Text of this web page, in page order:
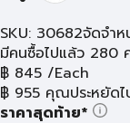
SKU: 30682จัดจำห
มีคนซื้อไปแล้ว 280
฿ 845 /Each
฿ 955 คุณประหยัดไ
ราคาสุดท้าย*